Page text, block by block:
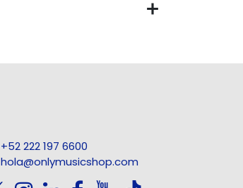
+52 222 197 6600
hola@onlymusicshop.com